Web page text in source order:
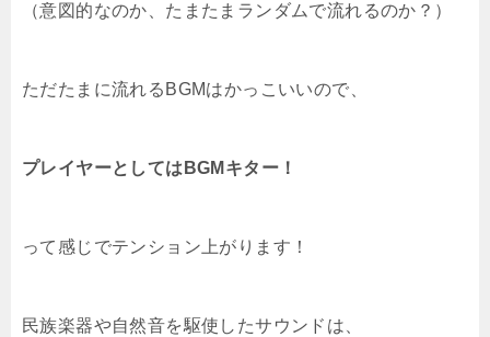
（意図的なのか、たまたまランダムで流れるのか？）
ただたまに流れるBGMはかっこいいので、
プレイヤーとしてはBGMキター！
って感じでテンション上がります！
民族楽器や自然音を駆使したサウンドは、